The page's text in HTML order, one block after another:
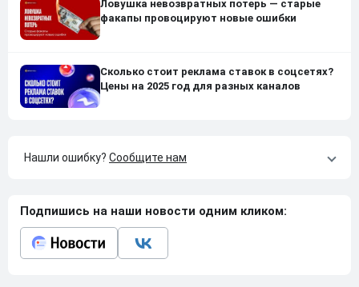
Ловушка невозвратных потерь — старые
факапы провоцируют новые ошибки
Сколько стоит реклама ставок в соцсетях?
Цены на 2025 год для разных каналов
Нашли ошибку? Сообщите нам
Подпишись на наши новости одним кликом: